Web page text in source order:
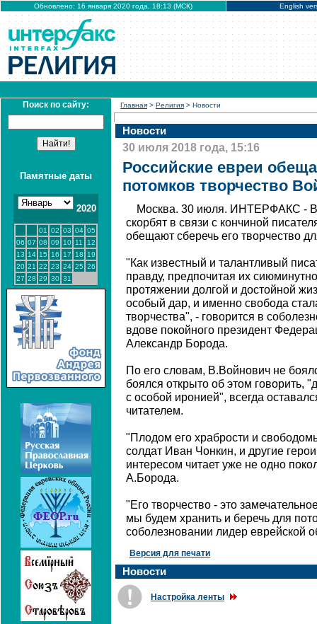
Обновлено: 16 января 2020 года, 18:13 (МСК) English
Поиск по сайту:
Памятные даты
2020
01 02 03 04 05
06 07 08 09 10 11
12
13 14 15 16 17 18
19
20 21 22 23 24 25 26
27 28 29 30 31
Главная > Религия > Новости
Новости
30 июля 2018 года, 15:16
Российские евреи
потомков творчество
Москва. 30 июля. ИНТЕРФАКС - В
скорбят в связи с кончиной
обещают сберечь его творчество
"Как известный и талантливый
правду, предпочитая их
протяжении долгой и достойной
особый дар, и именно свобода
творчества", - говорится в
вдове покойного президент
Александр Борода.
По его словам, В.Войнович не
боялся открыто об этом говорить,
с особой иронией", всегда
читателем.
"Плодом его храбрости и
солдат Иван Чонкин, и другие
интересом читает уже не одно
А.Борода.
"Его творчество - это
мы будем хранить и беречь для
соболезновании лидер еврейской
Версия для печати
Новости
Настройка ленты